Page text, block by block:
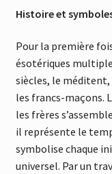
Histoire et
Pour la première
ésotériques
siècles, le
les francs-maçons.
les frères
il représente le
symbolise chaque
universel. Par un